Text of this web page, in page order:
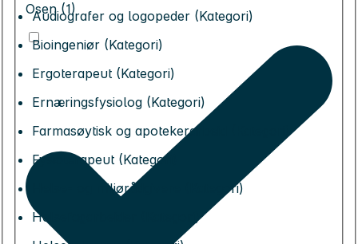
Audiografer og logopeder (Kategori)
Bioingeniør (Kategori)
Ergoterapeut (Kategori)
Ernæringsfysiolog (Kategori)
Farmasøytisk og apotekerarbeid (Kategori)
Fysioterapeut (Kategori)
Helse- og miljørådgivere (Kategori)
Helsefagarbeider (Kategori)
Osen (1)